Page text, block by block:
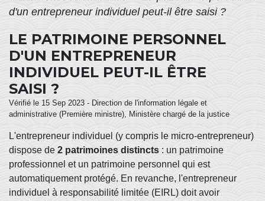
d'un entrepreneur individuel peut-il être saisi ?
LE PATRIMOINE PERSONNEL
D'UN ENTREPRENEUR
INDIVIDUEL PEUT-IL ÊTRE
SAISI ?
Vérifié le 15 Sep 2023 - Direction de l'information légale et
administrative (Première ministre), Ministère chargé de la justice
L'entrepreneur individuel (y compris le micro-entrepreneur)
dispose de 2 patrimoines distincts : un patrimoine
professionnel et un patrimoine personnel qui est
automatiquement protégé. En revanche, l'entrepreneur
individuel à responsabilité limitée (EIRL) doit avoir